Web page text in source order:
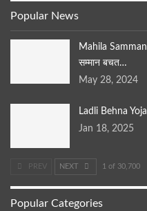
Popular News
Mahila
सम्मान बचत…
May 28, 2024
Ladli Behna
Jan 18, 2025
PREV NEXT 1 of 30,700
Popular Categories